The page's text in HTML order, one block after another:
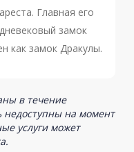
Главная его
замок
как замок Дракулы.
в течение
недоступны на момент
услуги может